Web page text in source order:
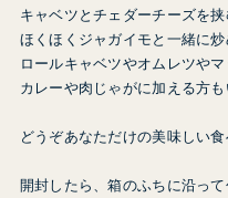
キャベツとチェダーチーズを挟
ほくほくジャガイモと一緒に炒
ロールキャベツやオムレツやマ
カレーや肉じゃがに加える方も
どうぞあなただけの美味しい
開封したら、箱のふちに沿って